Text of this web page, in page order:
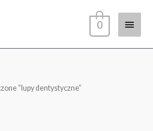
menu
0
“lupy dentystyczne”